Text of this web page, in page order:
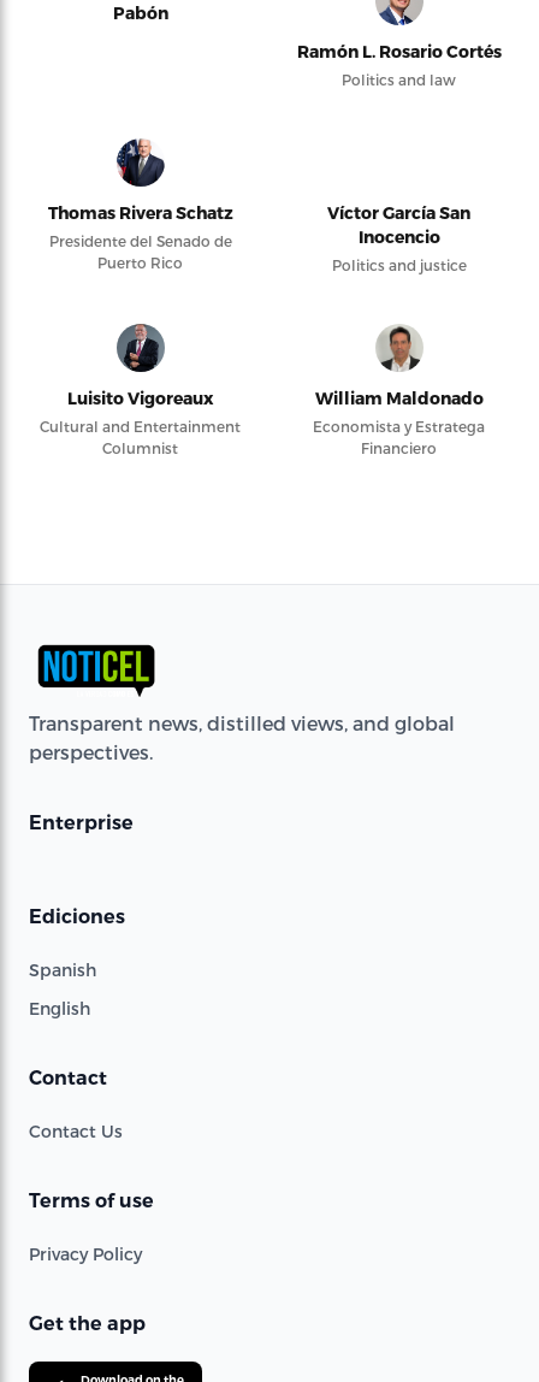
Pabón
Ramón L. Rosario Cortés
Politics and law
Thomas Rivera Schatz
Presidente del Senado de
Puerto Rico
Víctor García San
Inocencio
Politics and justice
Luisito Vigoreaux
Cultural and Entertainment
Columnist
William Maldonado
Economista y Estratega
Financiero
Transparent news, distilled views, and global
perspectives.
Enterprise
Ediciones
Spanish
English
Contact
Contact Us
Terms of use
Privacy Policy
Get the app